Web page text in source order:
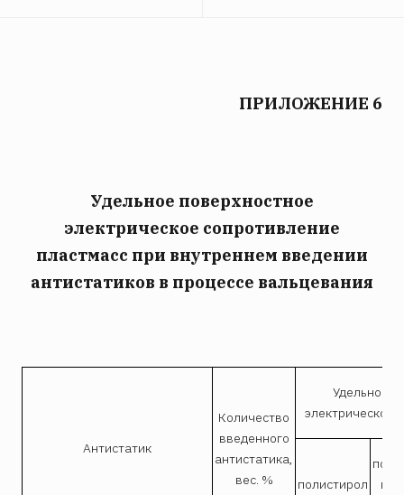
ПРИЛОЖЕНИЕ 6
Удельное поверхностное
электрическое сопротивление
пластмасс при внутреннем введении
антистатиков в процессе вальцевания
Антистатик
Количество
введенного
антистатика,
вес. %
Удельное
электрическое
полистирол